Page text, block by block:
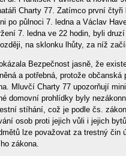
Charty 77. Zatímco první čtyři
po půlnoci 7. ledna a Václav
7. ledna ve 22 hodin, byli
na sklonku lhůty, za níž
Bezpečnost jasně, že
a potřebná, protože občanská
Mluvčí Charty 77 upozorňují
domovní prohlídky byly
stíhání, což je podle čs.
osob proti jejich vůli i jejich bytů
lze považovat za trestný čin
zákona.